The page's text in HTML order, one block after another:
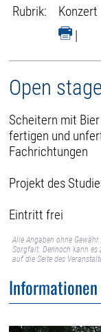
Rubrik:
Konzert
|
Open stage
Scheitern mit
fertigen und
Fachrichtungen
Projekt des
Eintritt frei
Alle Angaben ohne
Sorgfalt. Dennoch kann es
auf die Seite des